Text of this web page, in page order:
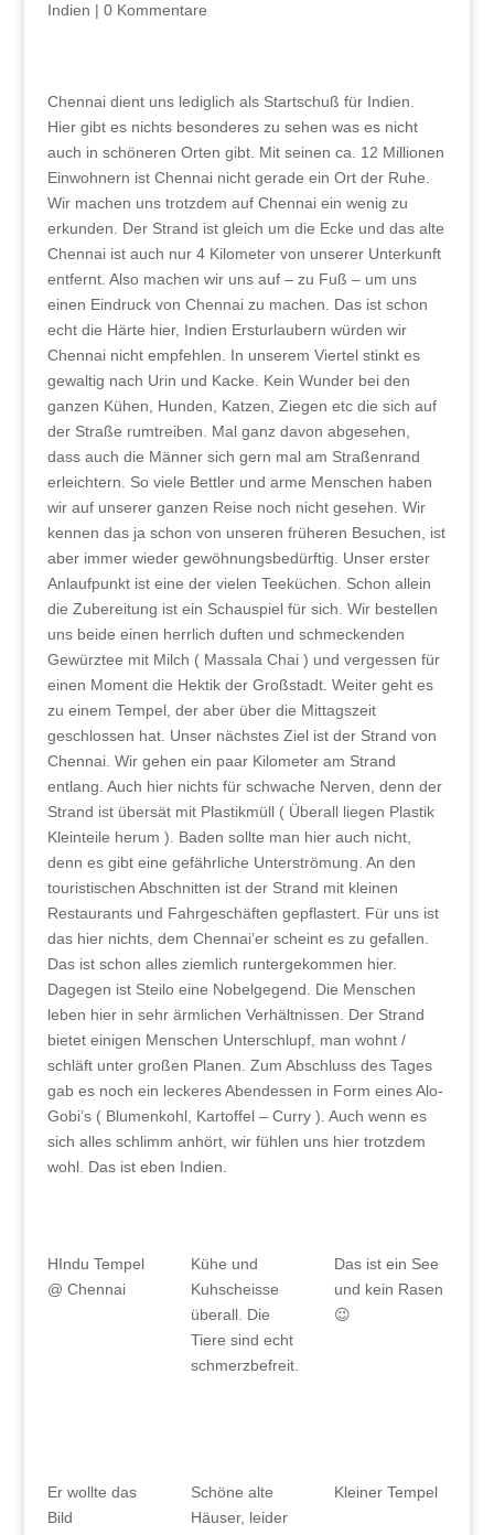
Indien | 0 Kommentare
Chennai dient uns lediglich als Startschuß für Indien.
Hier gibt es nichts besonderes zu sehen was es nicht
auch in schöneren Orten gibt. Mit seinen ca. 12 Millionen
Einwohnern ist Chennai nicht gerade ein Ort der Ruhe.
Wir machen uns trotzdem auf Chennai ein wenig zu
erkunden. Der Strand ist gleich um die Ecke und das alte
Chennai ist auch nur 4 Kilometer von unserer Unterkunft
entfernt. Also machen wir uns auf – zu Fuß – um uns
einen Eindruck von Chennai zu machen. Das ist schon
echt die Härte hier, Indien Ersturlaubern würden wir
Chennai nicht empfehlen. In unserem Viertel stinkt es
gewaltig nach Urin und Kacke. Kein Wunder bei den
ganzen Kühen, Hunden, Katzen, Ziegen etc die sich auf
der Straße rumtreiben. Mal ganz davon abgesehen,
dass auch die Männer sich gern mal am Straßenrand
erleichtern. So viele Bettler und arme Menschen haben
wir auf unserer ganzen Reise noch nicht gesehen. Wir
kennen das ja schon von unseren früheren Besuchen, ist
aber immer wieder gewöhnungsbedürftig. Unser erster
Anlaufpunkt ist eine der vielen Teeküchen. Schon allein
die Zubereitung ist ein Schauspiel für sich. Wir bestellen
uns beide einen herrlich duften und schmeckenden
Gewürztee mit Milch ( Massala Chai ) und vergessen für
einen Moment die Hektik der Großstadt. Weiter geht es
zu einem Tempel, der aber über die Mittagszeit
geschlossen hat. Unser nächstes Ziel ist der Strand von
Chennai. Wir gehen ein paar Kilometer am Strand
entlang. Auch hier nichts für schwache Nerven, denn der
Strand ist übersät mit Plastikmüll ( Überall liegen Plastik
Kleinteile herum ). Baden sollte man hier auch nicht,
denn es gibt eine gefährliche Unterströmung. An den
touristischen Abschnitten ist der Strand mit kleinen
Restaurants und Fahrgeschäften gepflastert. Für uns ist
das hier nichts, dem Chennai’er scheint es zu gefallen.
Das ist schon alles ziemlich runtergekommen hier.
Dagegen ist Steilo eine Nobelgegend. Die Menschen
leben hier in sehr ärmlichen Verhältnissen. Der Strand
bietet einigen Menschen Unterschlupf, man wohnt /
schläft unter großen Planen. Zum Abschluss des Tages
gab es noch ein leckeres Abendessen in Form eines Alo-
Gobi’s ( Blumenkohl, Kartoffel – Curry ). Auch wenn es
sich alles schlimm anhört, wir fühlen uns hier trotzdem
wohl. Das ist eben Indien.
HIndu Tempel
@ Chennai
Kühe und
Kuhscheisse
überall. Die
Tiere sind echt
schmerzbefreit.
Das ist ein See
und kein Rasen
😉
Er wollte das
Bild
Schöne alte
Häuser, leider
Kleiner Tempel